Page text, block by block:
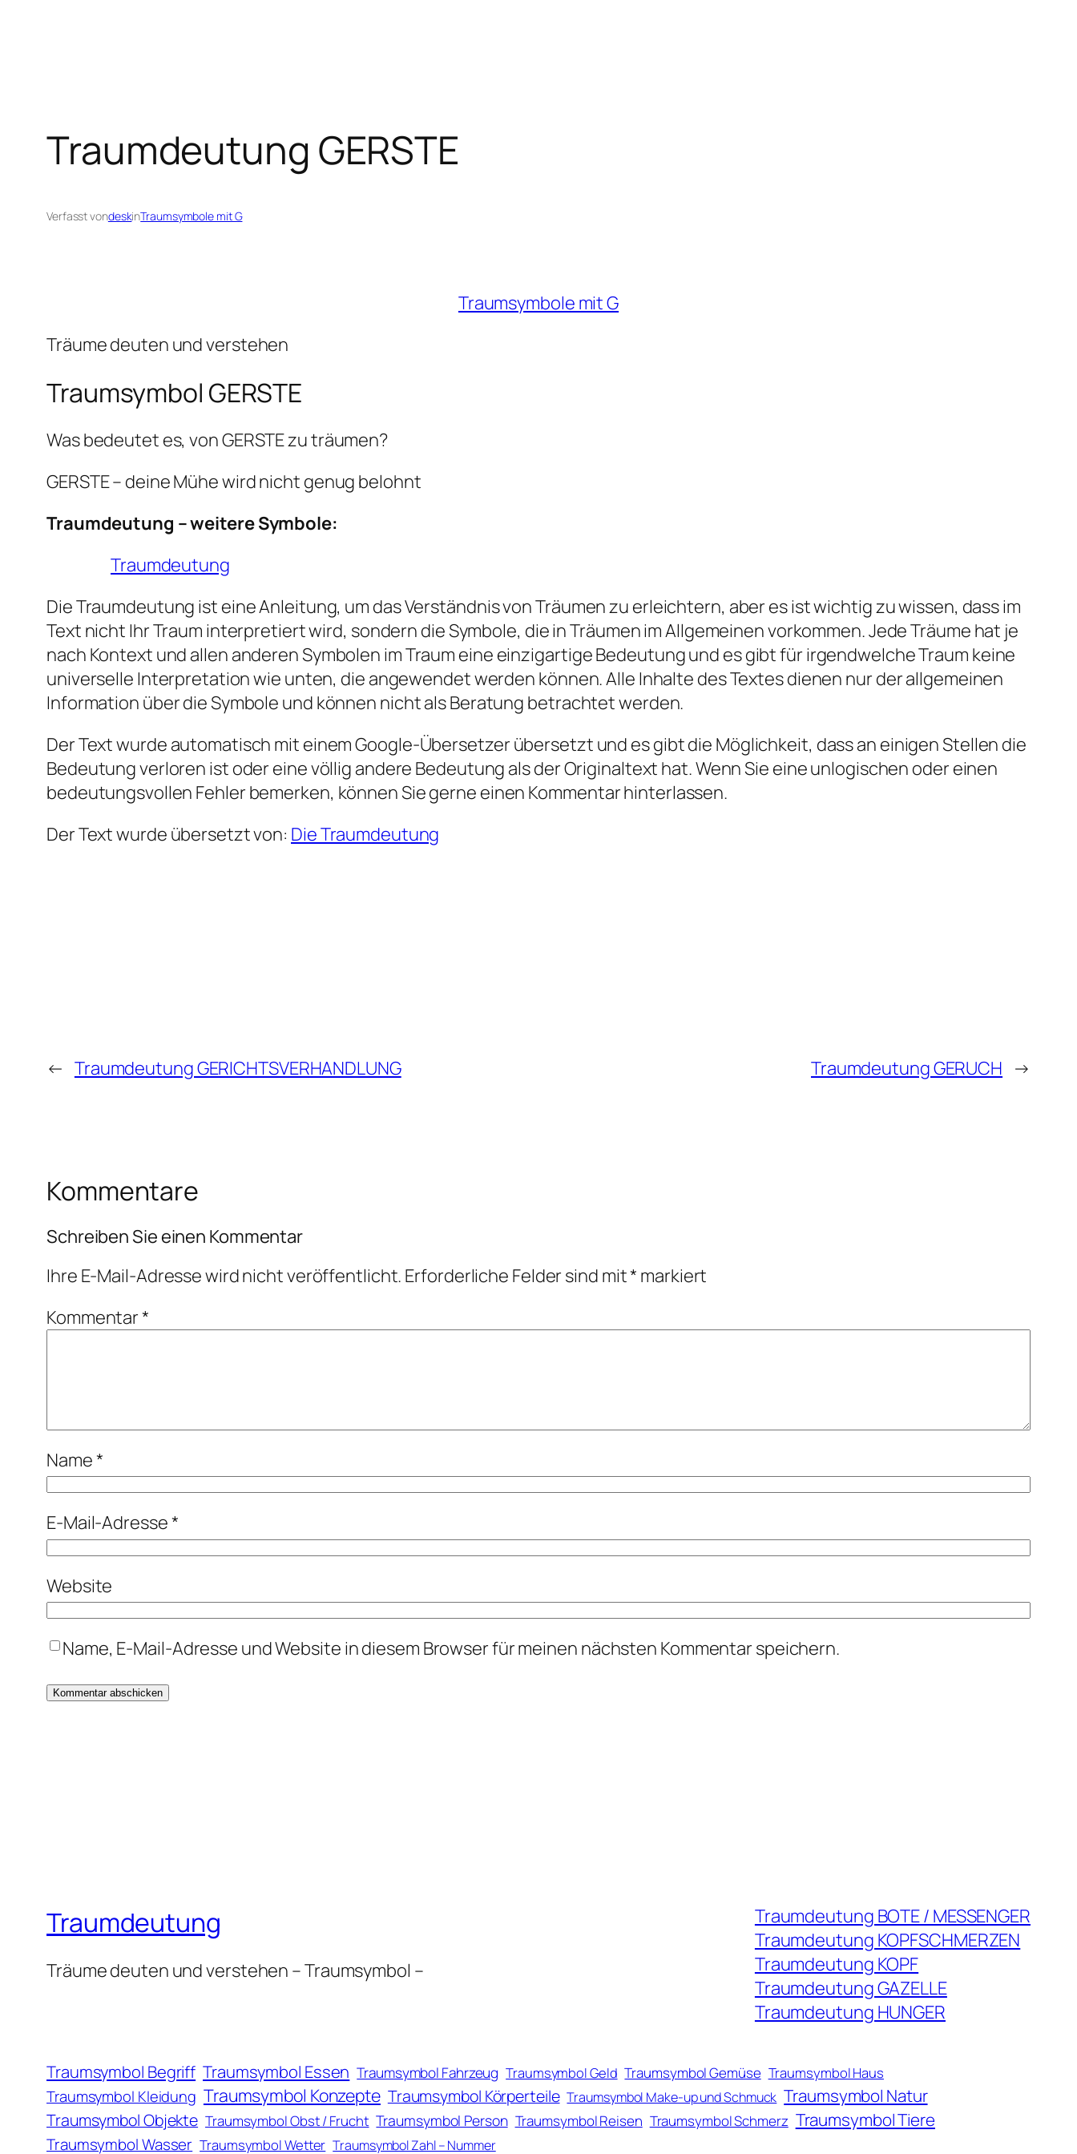
Traumdeutung GERSTE
Verfasst vondeskinTraumsymbole mit G
Traumsymbole mit G
Träume deuten und verstehen
Traumsymbol GERSTE
Was bedeutet es, von GERSTE zu träumen?
GERSTE – deine Mühe wird nicht genug belohnt
Traumdeutung – weitere Symbole:
Traumdeutung
Die Traumdeutung ist eine Anleitung, um das Verständnis von Träumen zu erleichtern, aber es ist wichtig zu wissen, dass im
Text nicht Ihr Traum interpretiert wird, sondern die Symbole, die in Träumen im Allgemeinen vorkommen. Jede Träume hat je
nach Kontext und allen anderen Symbolen im Traum eine einzigartige Bedeutung und es gibt für irgendwelche Traum keine
universelle Interpretation wie unten, die angewendet werden können. Alle Inhalte des Textes dienen nur der allgemeinen
Information über die Symbole und können nicht als Beratung betrachtet werden.
Der Text wurde automatisch mit einem Google-Übersetzer übersetzt und es gibt die Möglichkeit, dass an einigen Stellen die
Bedeutung verloren ist oder eine völlig andere Bedeutung als der Originaltext hat. Wenn Sie eine unlogischen oder einen
bedeutungsvollen Fehler bemerken, können Sie gerne einen Kommentar hinterlassen.
Der Text wurde übersetzt von: Die Traumdeutung
← Traumdeutung GERICHTSVERHANDLUNG Traumdeutung GERUCH →
Kommentare
Schreiben Sie einen Kommentar
Ihre E-Mail-Adresse wird nicht veröffentlicht. Erforderliche Felder sind mit* markiert
Kommentar*
Name*
E-Mail-Adresse*
Website
Name, E-Mail-Adresse und Website in diesem Browser für meinen nächsten Kommentar speichern.
Traumdeutung
Träume deuten und verstehen – Traumsymbol –
Traumdeutung BOTE / MESSENGER
Traumdeutung KOPFSCHMERZEN
Traumdeutung KOPF
Traumdeutung GAZELLE
Traumdeutung HUNGER
Traumsymbol Begriff Traumsymbol Essen Traumsymbol Fahrzeug Traumsymbol Geld Traumsymbol Gemüse Traumsymbol Haus
Traumsymbol Kleidung Traumsymbol Konzepte Traumsymbol Körperteile Traumsymbol Make-up und Schmuck Traumsymbol Natur
Traumsymbol Objekte Traumsymbol Obst / Frucht Traumsymbol Person Traumsymbol Reisen Traumsymbol Schmerz Traumsymbol Tiere
Traumsymbol Wasser Traumsymbol Wetter Traumsymbol Zahl – Nummer